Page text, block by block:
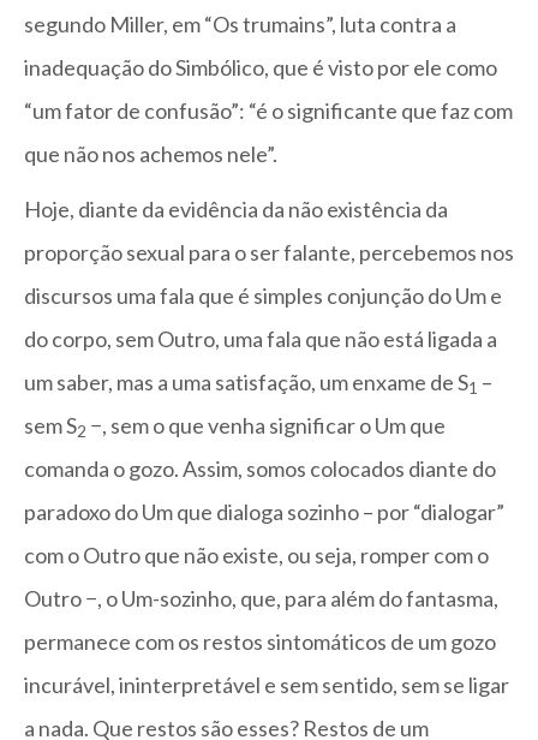
segundo Miller, em “Os trumains”, luta contra a
inadequação do Simbólico, que é visto por ele como
“um fator de confusão”: “é o significante que faz com
que não nos achemos nele”.
Hoje, diante da evidência da não existência da
proporção sexual para o ser falante, percebemos nos
discursos uma fala que é simples conjunção do Um e
do corpo, sem Outro, uma fala que não está ligada a
um saber, mas a uma satisfação, um enxame de S1 –
sem S2 −, sem o que venha significar o Um que
comanda o gozo. Assim, somos colocados diante do
paradoxo do Um que dialoga sozinho – por “dialogar”
com o Outro que não existe, ou seja, romper com o
Outro −, o Um-sozinho, que, para além do fantasma,
permanece com os restos sintomáticos de um gozo
incurável, ininterpretável e sem sentido, sem se ligar
a nada. Que restos são esses? Restos de um